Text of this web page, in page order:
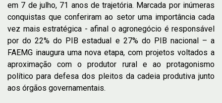
em 7 de julho, 71 anos de trajetória. Marcada por inúmeras
conquistas que conferiram ao setor uma importância cada
vez mais estratégica - afinal o agronegócio é responsável
por do 22% do PIB estadual e 27% do PIB nacional – a
FAEMG inaugura uma nova etapa, com projetos voltados a
aproximação com o produtor rural e ao protagonismo
político para defesa dos pleitos da cadeia produtiva junto
aos órgãos governamentais.